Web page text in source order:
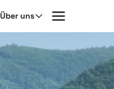
Über uns